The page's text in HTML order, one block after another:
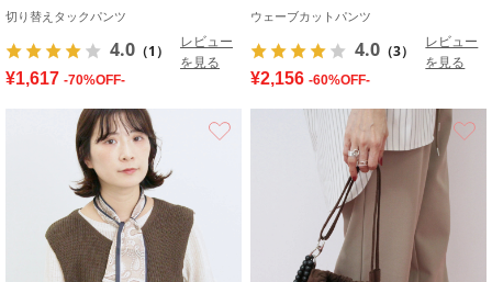
切り替えタックパンツ
4.0 （1）
レビュー
を見る
¥1,617 -70%OFF-
ウェーブカットパンツ
4.0 （3）
レビュー
を見る
¥2,156 -60%OFF-